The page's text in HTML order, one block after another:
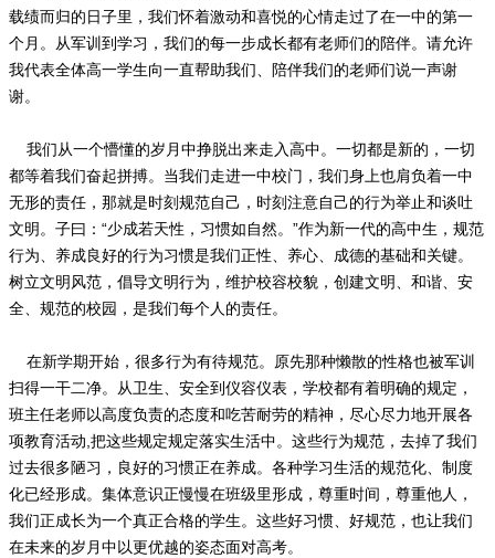
载绩而归的日子里，我们怀着激动和喜悦的心情走过了在一中的第一
个月。从军训到学习，我们的每一步成长都有老师们的陪伴。请允许
我代表全体高一学生向一直帮助我们、陪伴我们的老师们说一声谢
谢。
我们从一个懵懂的岁月中挣脱出来走入高中。一切都是新的，一切
都等着我们奋起拼搏。当我们走进一中校门，我们身上也肩负着一中
无形的责任，那就是时刻规范自己，时刻注意自己的行为举止和谈吐
文明。子曰：“少成若天性，习惯如自然。”作为新一代的高中生，规范
行为、养成良好的行为习惯是我们正性、养心、成德的基础和关键。
树立文明风范，倡导文明行为，维护校容校貌，创建文明、和谐、安
全、规范的校园，是我们每个人的责任。
在新学期开始，很多行为有待规范。原先那种懒散的性格也被军训
扫得一干二净。从卫生、安全到仪容仪表，学校都有着明确的规定，
班主任老师以高度负责的态度和吃苦耐劳的精神，尽心尽力地开展各
项教育活动,把这些规定规定落实生活中。这些行为规范，去掉了我们
过去很多陋习，良好的习惯正在养成。各种学习生活的规范化、制度
化已经形成。集体意识正慢慢在班级里形成，尊重时间，尊重他人，
我们正成长为一个真正合格的学生。这些好习惯、好规范，也让我们
在未来的岁月中以更优越的姿态面对高考。